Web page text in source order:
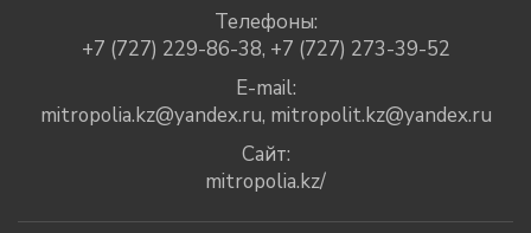
Телефоны:
+7 (727) 229-86-38, +7 (727) 273-39-52
E-mail:
mitropolia.kz@yandex.ru, mitropolit.kz@yandex.ru
Сайт:
mitropolia.kz/